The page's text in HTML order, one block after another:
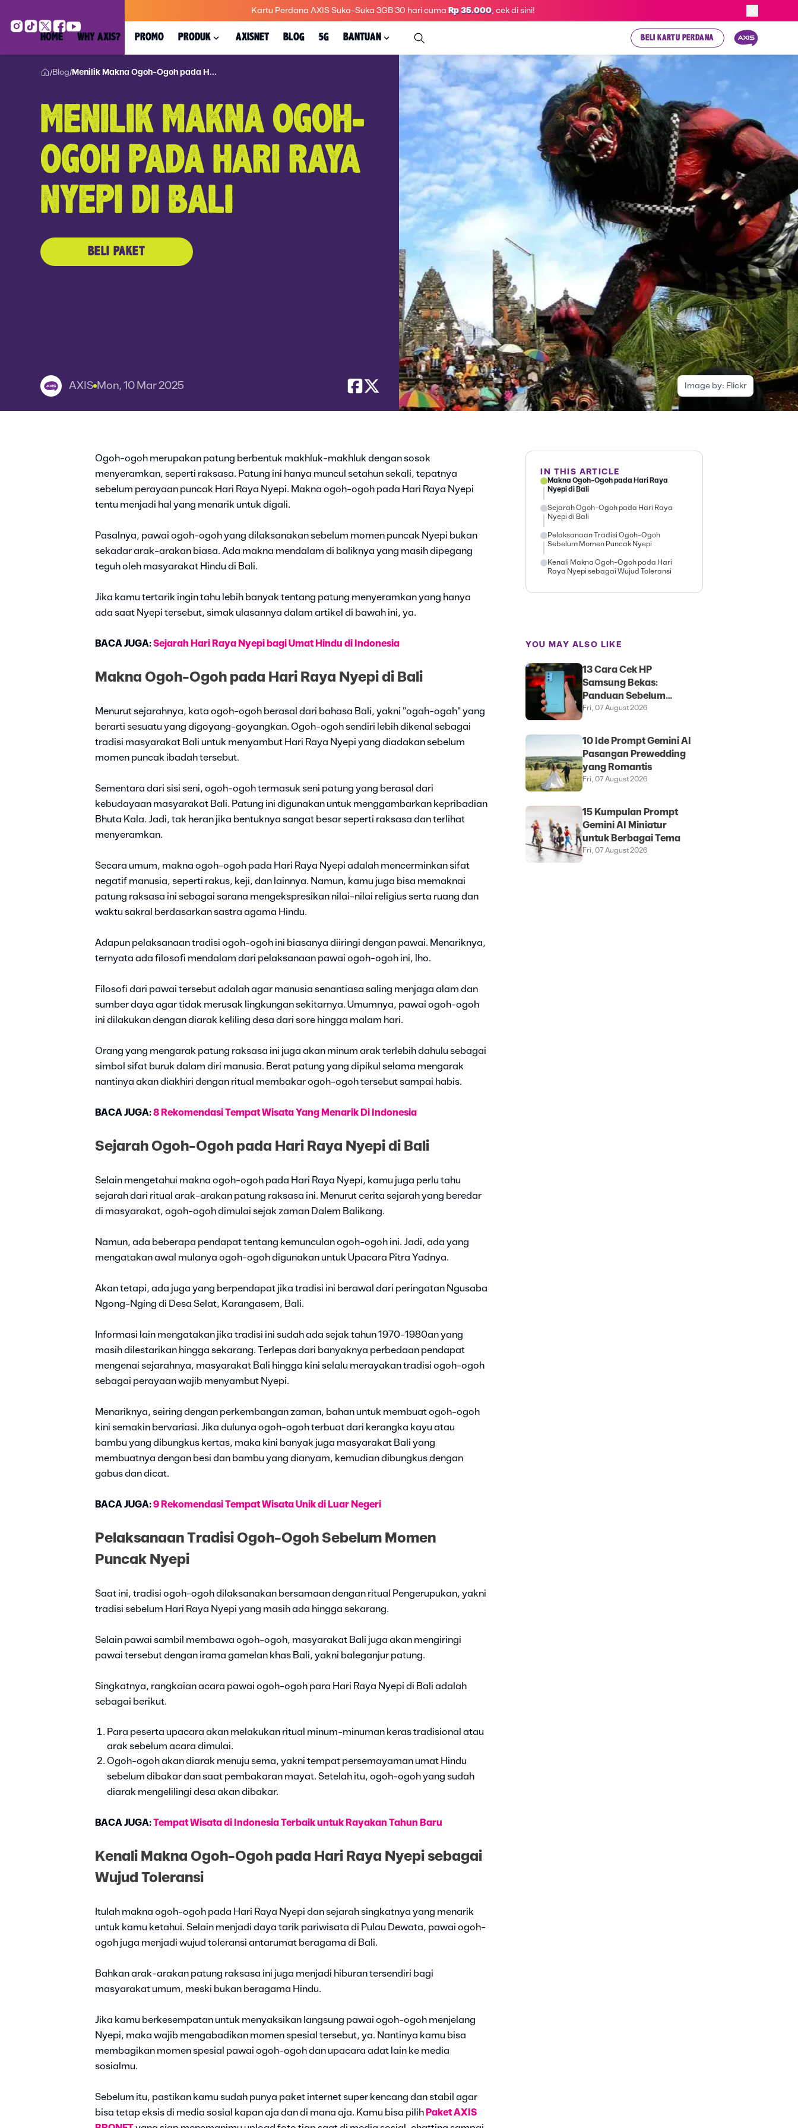
Kartu Perdana AXIS Suka-Suka 3GB 30 hari cuma Rp 35.000, cek di sini!
HOME WHY AXIS? PROMO PRODUK AXISNET BLOG 5G BANTUAN BELI KARTU PERDANA
/Blog/Menilik Makna Ogoh-Ogoh pada H...
MENILIK MAKNA OGOH-
OGOH PADA HARI RAYA
NYEPI DI BALI
BELI PAKET
AXIS Mon, 10 Mar 2025 Image by: Flickr
Ogoh-ogoh merupakan patung berbentuk makhluk-makhluk dengan sosok
menyeramkan, seperti raksasa. Patung ini hanya muncul setahun sekali, tepatnya
sebelum perayaan puncak Hari Raya Nyepi. Makna ogoh-ogoh pada Hari Raya Nyepi
tentu menjadi hal yang menarik untuk digali.
Pasalnya, pawai ogoh-ogoh yang dilaksanakan sebelum momen puncak Nyepi bukan
sekadar arak-arakan biasa. Ada makna mendalam di baliknya yang masih dipegang
teguh oleh masyarakat Hindu di Bali.
Jika kamu tertarik ingin tahu lebih banyak tentang patung menyeramkan yang hanya
ada saat Nyepi tersebut, simak ulasannya dalam artikel di bawah ini, ya.
BACA JUGA:Sejarah Hari Raya Nyepi bagi Umat Hindu di Indonesia
Makna Ogoh-Ogoh pada Hari Raya Nyepi di Bali
Menurut sejarahnya, kata ogoh-ogoh berasal dari bahasa Bali, yakni "ogah-ogah" yang
berarti sesuatu yang digoyang-goyangkan. Ogoh-ogoh sendiri lebih dikenal sebagai
tradisi masyarakat Bali untuk menyambut Hari Raya Nyepi yang diadakan sebelum
momen puncak ibadah tersebut.
Sementara dari sisi seni, ogoh-ogoh termasuk seni patung yang berasal dari
kebudayaan masyarakat Bali. Patung ini digunakan untuk menggambarkan kepribadian
Bhuta Kala. Jadi, tak heran jika bentuknya sangat besar seperti raksasa dan terlihat
menyeramkan.
Secara umum, makna ogoh-ogoh pada Hari Raya Nyepi adalah mencerminkan sifat
negatif manusia, seperti rakus, keji, dan lainnya. Namun, kamu juga bisa memaknai
patung raksasa ini sebagai sarana mengekspresikan nilai-nilai religius serta ruang dan
waktu sakral berdasarkan sastra agama Hindu.
Adapun pelaksanaan tradisi ogoh-ogoh ini biasanya diiringi dengan pawai. Menariknya,
ternyata ada filosofi mendalam dari pelaksanaan pawai ogoh-ogoh ini, lho.
Filosofi dari pawai tersebut adalah agar manusia senantiasa saling menjaga alam dan
sumber daya agar tidak merusak lingkungan sekitarnya. Umumnya, pawai ogoh-ogoh
ini dilakukan dengan diarak keliling desa dari sore hingga malam hari.
Orang yang mengarak patung raksasa ini juga akan minum arak terlebih dahulu sebagai
simbol sifat buruk dalam diri manusia. Berat patung yang dipikul selama mengarak
nantinya akan diakhiri dengan ritual membakar ogoh-ogoh tersebut sampai habis.
BACA JUGA:8 Rekomendasi Tempat Wisata Yang Menarik Di Indonesia
Sejarah Ogoh-Ogoh pada Hari Raya Nyepi di Bali
Selain mengetahui makna ogoh-ogoh pada Hari Raya Nyepi, kamu juga perlu tahu
sejarah dari ritual arak-arakan patung raksasa ini. Menurut cerita sejarah yang beredar
di masyarakat, ogoh-ogoh dimulai sejak zaman Dalem Balikang.
Namun, ada beberapa pendapat tentang kemunculan ogoh-ogoh ini. Jadi, ada yang
mengatakan awal mulanya ogoh-ogoh digunakan untuk Upacara Pitra Yadnya.
Akan tetapi, ada juga yang berpendapat jika tradisi ini berawal dari peringatan Ngusaba
Ngong-Nging di Desa Selat, Karangasem, Bali.
Informasi lain mengatakan jika tradisi ini sudah ada sejak tahun 1970-1980an yang
masih dilestarikan hingga sekarang. Terlepas dari banyaknya perbedaan pendapat
mengenai sejarahnya, masyarakat Bali hingga kini selalu merayakan tradisi ogoh-ogoh
sebagai perayaan wajib menyambut Nyepi.
Menariknya, seiring dengan perkembangan zaman, bahan untuk membuat ogoh-ogoh
kini semakin bervariasi. Jika dulunya ogoh-ogoh terbuat dari kerangka kayu atau
bambu yang dibungkus kertas, maka kini banyak juga masyarakat Bali yang
membuatnya dengan besi dan bambu yang dianyam, kemudian dibungkus dengan
gabus dan dicat.
BACA JUGA:9 Rekomendasi Tempat Wisata Unik di Luar Negeri
Pelaksanaan Tradisi Ogoh-Ogoh Sebelum Momen
Puncak Nyepi
Saat ini, tradisi ogoh-ogoh dilaksanakan bersamaan dengan ritual Pengerupukan, yakni
tradisi sebelum Hari Raya Nyepi yang masih ada hingga sekarang.
Selain pawai sambil membawa ogoh-ogoh, masyarakat Bali juga akan mengiringi
pawai tersebut dengan irama gamelan khas Bali, yakni baleganjur patung.
Singkatnya, rangkaian acara pawai ogoh-ogoh para Hari Raya Nyepi di Bali adalah
sebagai berikut.
Para peserta upacara akan melakukan ritual minum-minuman keras tradisional atau
arak sebelum acara dimulai.
Ogoh-ogoh akan diarak menuju sema, yakni tempat persemayaman umat Hindu
sebelum dibakar dan saat pembakaran mayat. Setelah itu, ogoh-ogoh yang sudah
diarak mengelilingi desa akan dibakar.
BACA JUGA:Tempat Wisata di Indonesia Terbaik untuk Rayakan Tahun Baru
Kenali Makna Ogoh-Ogoh pada Hari Raya Nyepi sebagai
Wujud Toleransi
Itulah makna ogoh-ogoh pada Hari Raya Nyepi dan sejarah singkatnya yang menarik
untuk kamu ketahui. Selain menjadi daya tarik pariwisata di Pulau Dewata, pawai ogoh-
ogoh juga menjadi wujud toleransi antarumat beragama di Bali.
Bahkan arak-arakan patung raksasa ini juga menjadi hiburan tersendiri bagi
masyarakat umum, meski bukan beragama Hindu.
Jika kamu berkesempatan untuk menyaksikan langsung pawai ogoh-ogoh menjelang
Nyepi, maka wajib mengabadikan momen spesial tersebut, ya. Nantinya kamu bisa
membagikan momen spesial pawai ogoh-ogoh dan upacara adat lain ke media
sosialmu.
Sebelum itu, pastikan kamu sudah punya paket internet super kencang dan stabil agar
bisa tetap eksis di media sosial kapan aja dan di mana aja. Kamu bisa pilih Paket AXIS
IN THIS ARTICLE
Makna Ogoh-Ogoh pada Hari Raya
Nyepi di Bali
Sejarah Ogoh-Ogoh pada Hari Raya
Nyepi di Bali
Pelaksanaan Tradisi Ogoh-Ogoh
Sebelum Momen Puncak Nyepi
Kenali Makna Ogoh-Ogoh pada Hari
Raya Nyepi sebagai Wujud Toleransi
YOU MAY ALSO LIKE
13 Cara Cek HP
Samsung Bekas:
Panduan Sebelum
Membeli
Fri, 07 August 2026
10 Ide Prompt Gemini AI
Pasangan Prewedding
yang Romantis
Fri, 07 August 2026
15 Kumpulan Prompt
Gemini AI Miniatur
untuk Berbagai Tema
Fri, 07 August 2026